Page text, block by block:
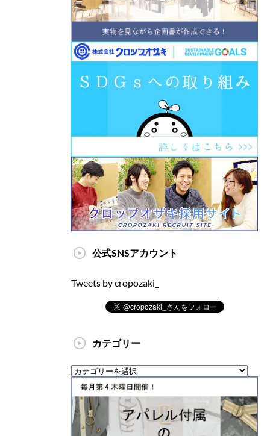
公式SNSアカウント
Tweets by cropozaki_
カテゴリー